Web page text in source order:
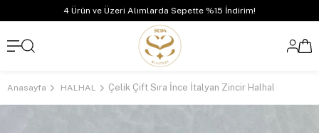
4 Ürün ve Üzeri Alımlarda Sepette %15 İndirim!
Anasayfa HALHAL Çelik Çift Sıra İnce İtalyan Zincir Halhal